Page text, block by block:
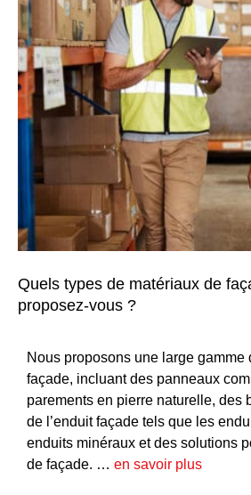
Quels types de matériaux de
proposez-vous ?
Nous proposons une large gamme
façade, incluant des panneaux
parements en pierre naturelle, des
de l’enduit façade tels que les
enduits minéraux et des solutions
de façade. … en savoir plus